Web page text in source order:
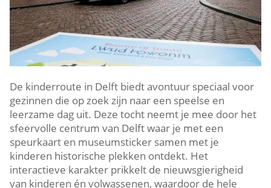
De kinderroute in Delft biedt avontuur speciaal voor
gezinnen die op zoek zijn naar een speelse en
leerzame dag uit.​ Deze tocht neemt je mee door het
sfeervolle centrum van Delft waar je met een
speurkaart en museumsticker samen met je
kinderen historische plekken ontdekt.​ Het
interactieve karakter prikkelt de nieuwsgierigheid
van kinderen én volwassenen, waardoor de hele